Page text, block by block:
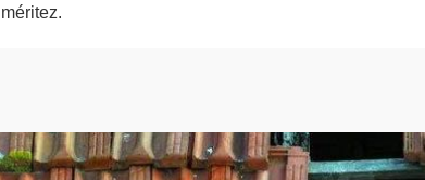
méritez.